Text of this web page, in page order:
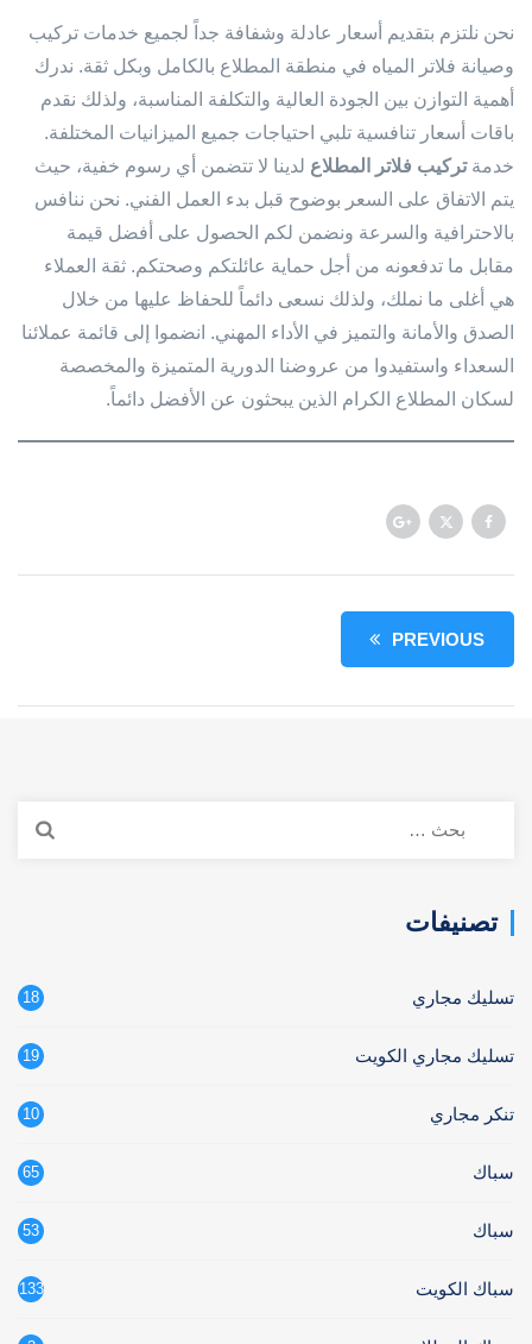
نحن نلتزم بتقديم أسعار عادلة وشفافة جداً لجميع خدمات تركيب
وصيانة فلاتر المياه في منطقة المطلاع بالكامل وبكل ثقة. ندرك
أهمية التوازن بين الجودة العالية والتكلفة المناسبة، ولذلك نقدم
باقات أسعار تنافسية تلبي احتياجات جميع الميزانيات المختلفة.
خدمةتركيب فلاتر المطلاع لدينا لا تتضمن أي رسوم خفية، حيث
يتم الاتفاق على السعر بوضوح قبل بدء العمل الفني. نحن ننافس
بالاحترافية والسرعة ونضمن لكم الحصول على أفضل قيمة
مقابل ما تدفعونه من أجل حماية عائلتكم وصحتكم. ثقة العملاء
هي أغلى ما نملك، ولذلك نسعى دائماً للحفاظ عليها من خلال
الصدق والأمانة والتميز في الأداء المهني. انضموا إلى قائمة عملائنا
السعداء واستفيدوا من عروضنا الدورية المتميزة والمخصصة
لسكان المطلاع الكرام الذين يبحثون عن الأفضل دائماً.
PREVIOUS
تصنيفات
تسليك مجاري 18
تسليك مجاري الكويت 19
تنكر مجاري 10
سباك 65
سباك 53
سباك الكويت 133